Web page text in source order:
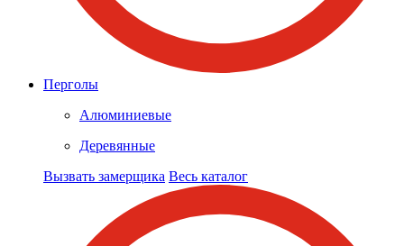
Перголы
Алюминиевые
Деревянные
Вызвать замерщика Весь каталог